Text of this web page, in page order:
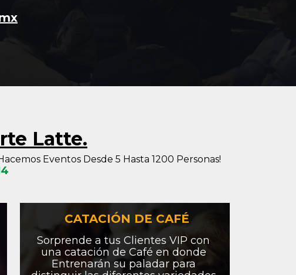
Latte.
Eventos Desde 5 Hasta 1200 Personas!
CATACIÓN DE CAFÉ
Sorprende a tus Clientes VIP con
una catación de Café en donde
Entrenarán su paladar para